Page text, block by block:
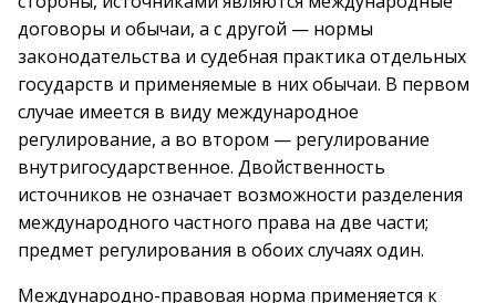
договоры и обычаи, а с другой — нормы
законодательства и судебная практика отдельных
государств и применяемые в них обычаи. В первом
случае имеется в виду международное
регулирование, а во втором — регулирование
внутригосударственное. Двойственность
источников не означает возможности разделения
международного частного права на две части;
предмет регулирования в обоих случаях один.
Международно-правовая норма применяется к